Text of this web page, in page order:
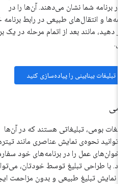
در برنامه شما نشان می‌دهند. آن‌ها را در
و انتقال‌های طبیعی در رابط برنامه خود
دهید، مانند بعد از اتمام مرحله در یک برنامه
تبلیغات بینابینی را پیاده‌سازی کنید
بومی، تبلیغاتی هستند که در آن‌ها
نحوه‌ی نمایش عناصری مانند تیترها و
عمل را در برنامه‌های خود سفارشی
با طراحی تبلیغ توسط خودتان، می‌توانید
نمایش تبلیغ طبیعی و بدون مزاحمت ایجاد